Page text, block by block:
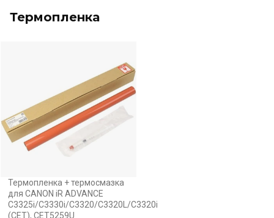
Термопленка
Термопленка + термосмазка
для CANON iR ADVANCE
C3325i/C3330i/C3320/C3320L/C3320i
(CET), CET5259U